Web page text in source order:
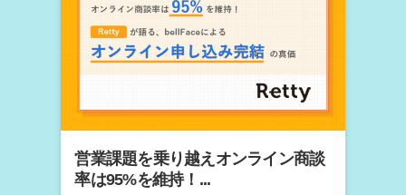
営業課題を乗り越えオンライン商談
率は95%を維持！...